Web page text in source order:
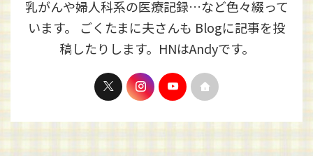
乳がんや婦人科系の医療記録…など色々綴って
います。 ごくたまに夫さんも Blogに記事を投
稿したりします。HNはAndyです。